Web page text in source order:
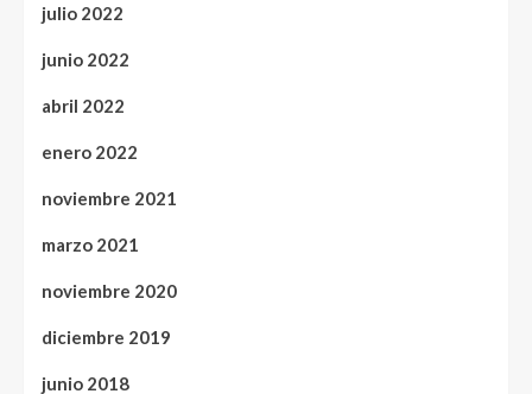
julio 2022
junio 2022
abril 2022
enero 2022
noviembre 2021
marzo 2021
noviembre 2020
diciembre 2019
junio 2018